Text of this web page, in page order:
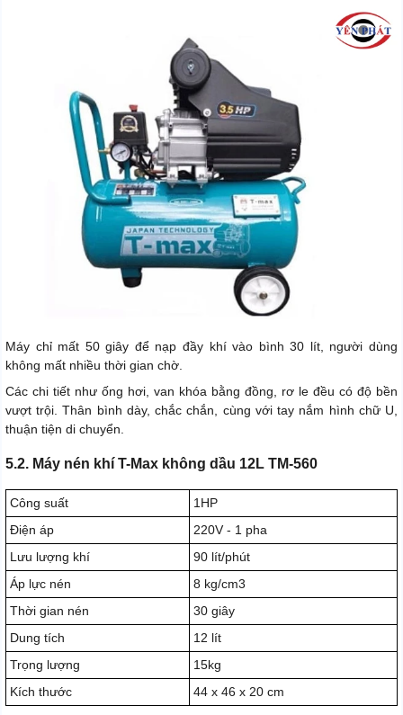
Máy chỉ mất 50 giây để nạp đầy khí vào bình 30 lít, người dùng
không mất nhiều thời gian chờ.
Các chi tiết như ống hơi, van khóa bằng đồng, rơ le đều có độ bền
vượt trội. Thân bình dày, chắc chắn, cùng với tay nắm hình chữ U,
thuận tiện di chuyển.
5.2. Máy nén khí T-Max không dầu 12L TM-560
Công suất
1HP
Điện áp
220V - 1 pha
Lưu lượng khí
90 lít/phút
Áp lực nén
8 kg/cm3
Thời gian nén
30 giây
Dung tích
12 lít
Trọng lượng
15kg
Kích thước
44 x 46 x 20 cm